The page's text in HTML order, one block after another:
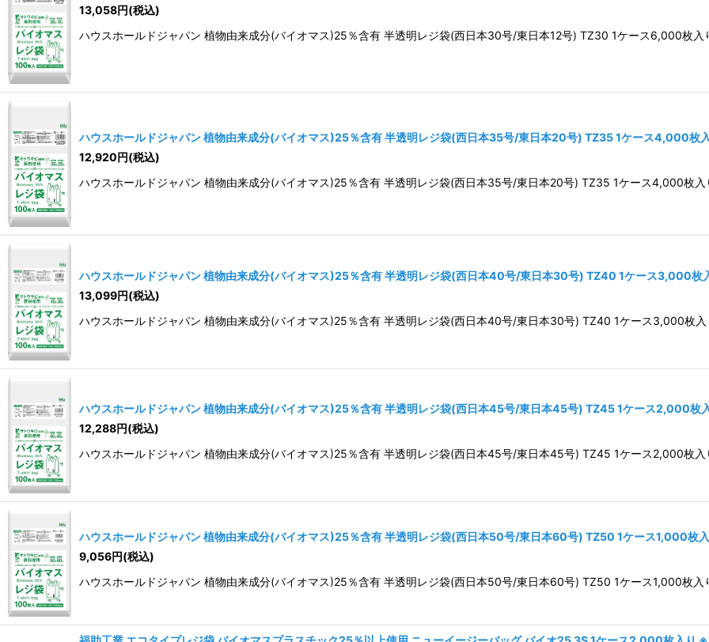
13,058円(税込)
ハウスホールドジャパン 植物由来成分(バイオマス)25％含有 半透明レジ袋(西日本30号/東日本12号) TZ30 1ケース6,000枚
ハウスホールドジャパン 植物由来成分(バイオマス)25％含有 半透明レジ袋(西日本35号/東日本20号) TZ35 1ケース4,000枚
12,920円(税込)
ハウスホールドジャパン 植物由来成分(バイオマス)25％含有 半透明レジ袋(西日本35号/東日本20号) TZ35 1ケース4,000枚
ハウスホールドジャパン 植物由来成分(バイオマス)25％含有 半透明レジ袋(西日本40号/東日本30号) TZ40 1ケース3,000枚
13,099円(税込)
ハウスホールドジャパン 植物由来成分(バイオマス)25％含有 半透明レジ袋(西日本40号/東日本30号) TZ40 1ケース3,000
ハウスホールドジャパン 植物由来成分(バイオマス)25％含有 半透明レジ袋(西日本45号/東日本45号) TZ45 1ケース2,000枚
12,288円(税込)
ハウスホールドジャパン 植物由来成分(バイオマス)25％含有 半透明レジ袋(西日本45号/東日本45号) TZ45 1ケース2,000枚
ハウスホールドジャパン 植物由来成分(バイオマス)25％含有 半透明レジ袋(西日本50号/東日本60号) TZ50 1ケース1,000枚
9,056円(税込)
ハウスホールドジャパン 植物由来成分(バイオマス)25％含有 半透明レジ袋(西日本50号/東日本60号) TZ50 1ケース1,000枚